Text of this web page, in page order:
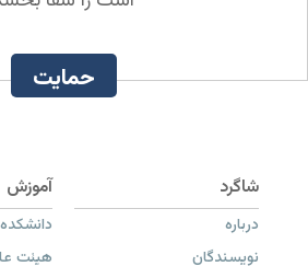
حمایت
درباره
نویسندگان
دانشکده
هیئت